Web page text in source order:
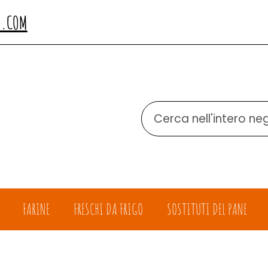
Cerca
Prodotto
FARINE FRESCHI DA FRIGO SOSTITUTI DEL PANE